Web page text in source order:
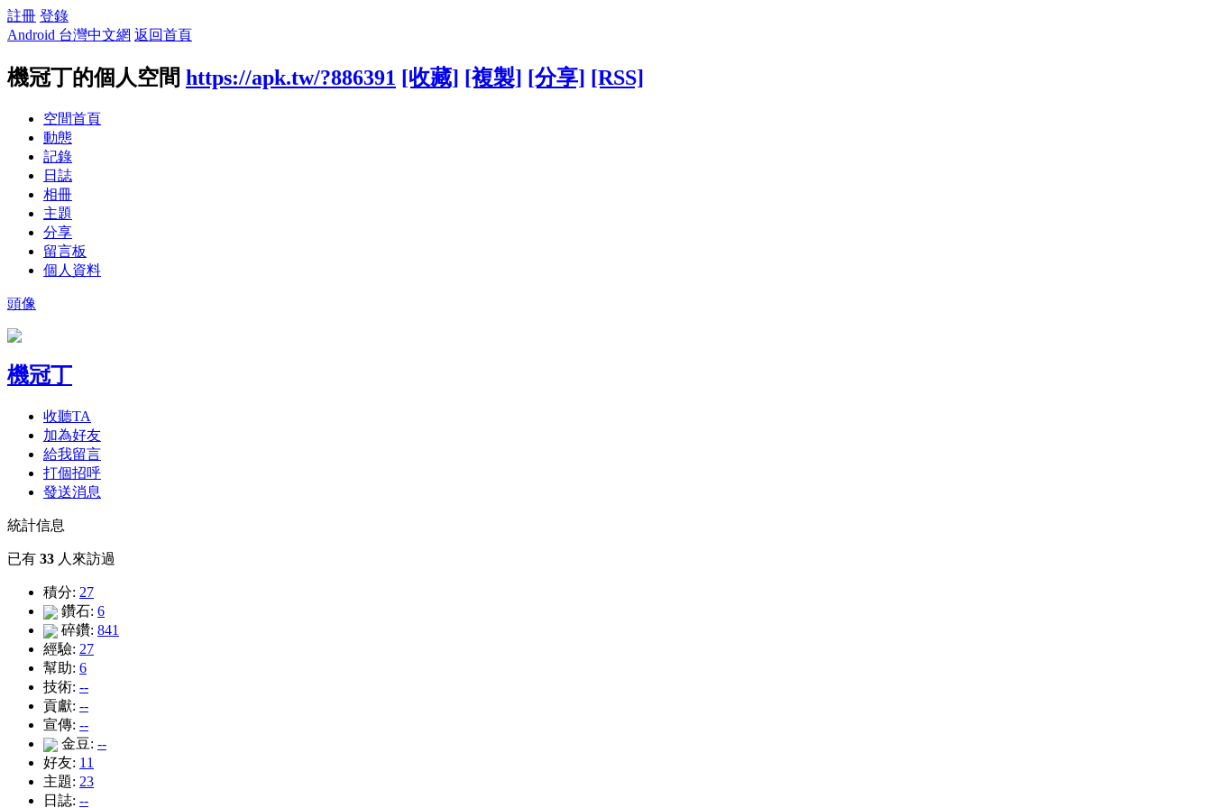
註冊 登錄
Android 台灣中文網 返回首頁
機冠丁的個人空間 https://apk.tw/?886391 [收藏] [複製] [分享] [RSS]
空間首頁
動態
記錄
日誌
相冊
主題
分享
留言板
個人資料
頭像
機冠丁
收聽TA
加為好友
給我留言
打個招呼
發送消息
統計信息
已有 33 人來訪過
積分: 27
鑽石: 6
碎鑽: 841
經驗: 27
幫助: 6
技術: --
貢獻: --
宣傳: --
金豆: --
好友: 11
主題: 23
日誌: --